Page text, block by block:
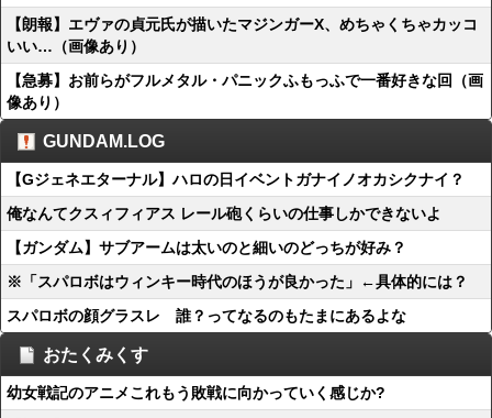
【朗報】エヴァの貞元氏が描いたマジンガーX、めちゃくちゃカッコ
いい…（画像あり）
【急募】お前らがフルメタル・パニックふもっふで一番好きな回（画
像あり）
GUNDAM.LOG
【Gジェネエターナル】ハロの日イベントガナイノオカシクナイ？
俺なんてクスィフィアス レール砲くらいの仕事しかできないよ
【ガンダム】サブアームは太いのと細いのどっちが好み？
※「スパロボはウィンキー時代のほうが良かった」←具体的には？
スパロボの顔グラスレ 誰？ってなるのもたまにあるよな
おたくみくす
幼女戦記のアニメこれもう敗戦に向かっていく感じか?